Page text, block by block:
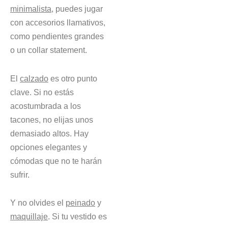
minimalista, puedes jugar
con accesorios llamativos,
como pendientes grandes
o un collar statement.
El calzado es otro punto
clave. Si no estás
acostumbrada a los
tacones, no elijas unos
demasiado altos. Hay
opciones elegantes y
cómodas que no te harán
sufrir.
Y no olvides el peinado y
maquillaje. Si tu vestido es